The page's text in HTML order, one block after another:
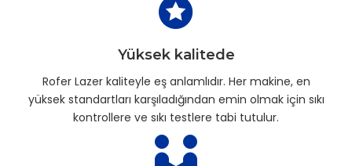
Yüksek kalitede
Rofer Lazer kaliteyle eş anlamlıdır. Her makine, en
yüksek standartları karşıladığından emin olmak için sıkı
kontrollere ve sıkı testlere tabi tutulur.